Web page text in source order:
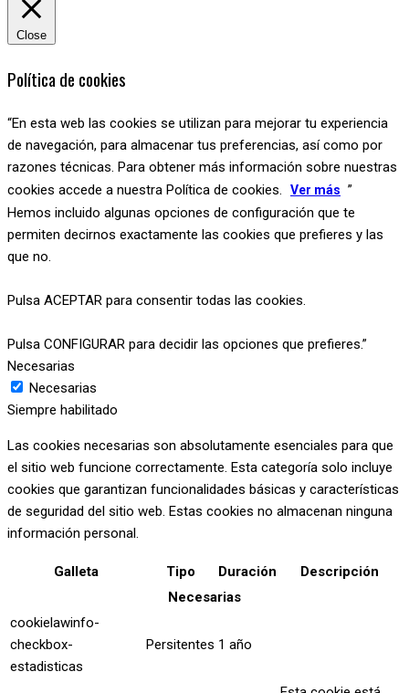
Close
Política de cookies
“En esta web las cookies se utilizan para mejorar tu experiencia
de navegación, para almacenar tus preferencias, así como por
razones técnicas. Para obtener más información sobre nuestras
cookies accede a nuestra Política de cookies.
Ver más ”
Hemos incluido algunas opciones de configuración que te
permiten decirnos exactamente las cookies que prefieres y las
que no.
Pulsa ACEPTAR para consentir todas las cookies.
Pulsa CONFIGURAR para decidir las opciones que prefieres.”
Necesarias
Necesarias
Siempre habilitado
Las cookies necesarias son absolutamente esenciales para que
el sitio web funcione correctamente. Esta categoría solo incluye
cookies que garantizan funcionalidades básicas y características
de seguridad del sitio web. Estas cookies no almacenan ninguna
información personal.
Galleta Tipo Duración
Descripción
Necesarias
cookielawinfo-
checkbox-
estadisticas
Persitentes 1 año